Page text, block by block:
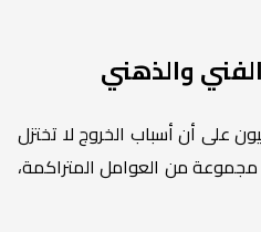
والذهني
على أن أسباب الخروج لا تختزل
من العوامل المتراكمة،